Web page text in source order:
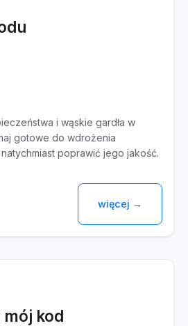
i wąskie gardła w
gotowe do wdrożenia
poprawić jego jakość.
więcej →
kod